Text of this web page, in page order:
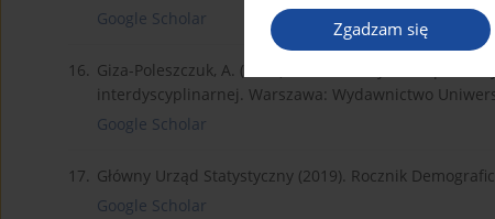
Zgadzam się
Google Scholar
16. Giza-Poleszczuk, A. (2005). Rodzina a system
interdyscyplinarnej. Warszawa: Wydawnictwo
Google Scholar
17. Główny Urząd Statystyczny (2019). Rocznik
Google Scholar